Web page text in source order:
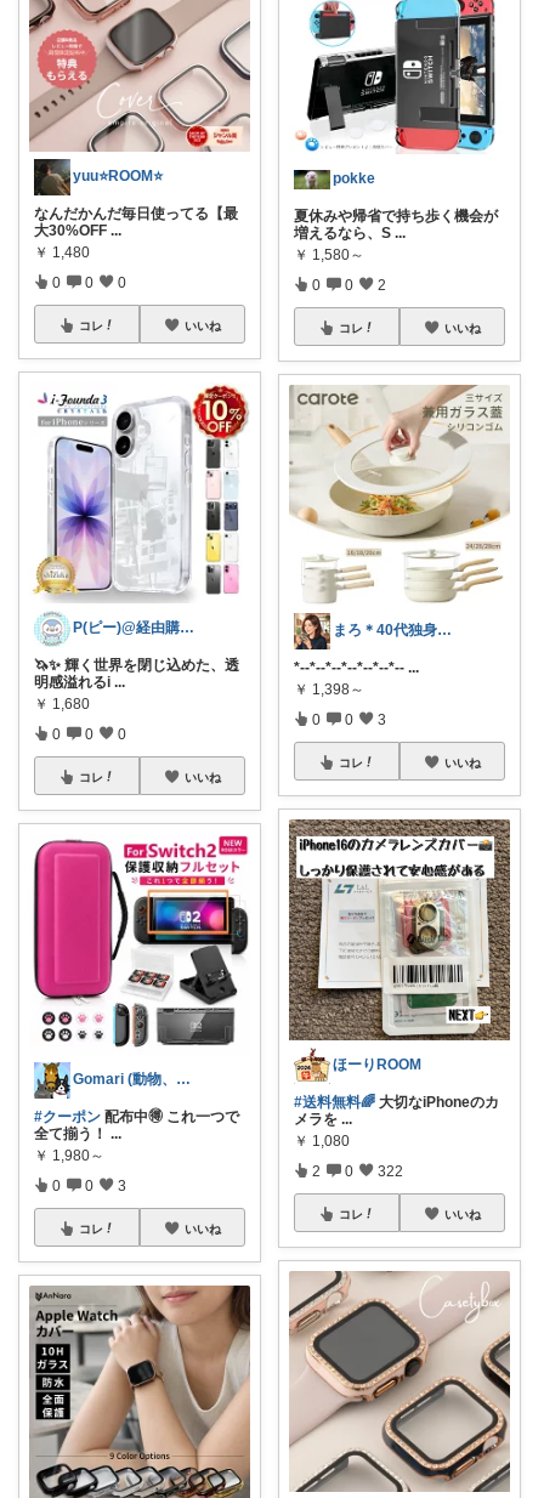
yuu⭐️ROOM⭐️
なんだかんだ毎日使ってる【最
大30%OFF ...
￥ 1,480
0 0 0
コレ いいね
P(ピー)@経由購入します！
🦄✨ 輝く世界を閉じ込めた、透
明感溢れるi ...
￥ 1,680
0 0 0
コレ いいね
Gomari (動物、ハンドメイド好き)
#クーポン 配布中🉐 これ一つで
全て揃う！ ...
￥ 1,980～
0 0 3
コレ いいね
pokke
夏休みや帰省で持ち歩く機会が
増えるなら、S ...
￥ 1,580～
0 0 2
コレ いいね
まろ＊40代独身シンプルライフ
*--*--*--*--*--*--*-- ...
￥ 1,398～
0 0 3
コレ いいね
ほーりROOM
#送料無料🌈 大切なiPhoneのカ
メラを ...
￥ 1,080
2 0 322
コレ いいね